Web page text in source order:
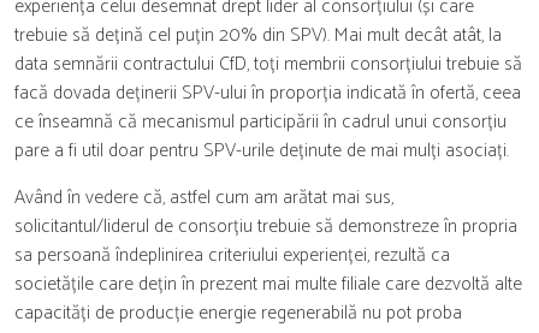
experiența celui desemnat drept lider al consorțiului (și care
trebuie să dețină cel puțin 20% din SPV). Mai mult decât atât, la
data semnării contractului CfD, toți membrii consorțiului trebuie să
facă dovada deținerii SPV-ului în proporția indicată în ofertă, ceea
ce înseamnă că mecanismul participării în cadrul unui consorțiu
pare a fi util doar pentru SPV-urile deținute de mai mulți asociați.
Având în vedere că, astfel cum am arătat mai sus,
solicitantul/liderul de consorțiu trebuie să demonstreze în propria
sa persoană îndeplinirea criteriului experienței, rezultă ca
societățile care dețin în prezent mai multe filiale care dezvoltă alte
capacități de producție energie regenerabilă nu pot proba